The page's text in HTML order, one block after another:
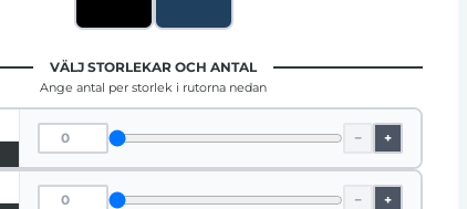
VÄLJ STORLEKAR OCH ANTAL
Ange antal per storlek i rutorna nedan
− +
− +